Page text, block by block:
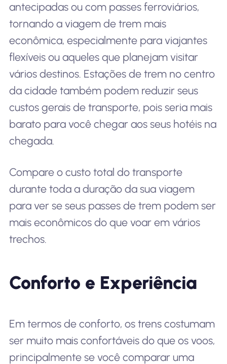
antecipadas ou com passes ferroviários,
tornando a viagem de trem mais
econômica, especialmente para viajantes
flexíveis ou aqueles que planejam visitar
vários destinos. Estações de trem no centro
da cidade também podem reduzir seus
custos gerais de transporte, pois seria mais
barato para você chegar aos seus hotéis na
chegada.
Compare o custo total do transporte
durante toda a duração da sua viagem
para ver se seus passes de trem podem ser
mais econômicos do que voar em vários
trechos.
Conforto e Experiência
Em termos de conforto, os trens costumam
ser muito mais confortáveis do que os voos,
principalmente se você comparar uma